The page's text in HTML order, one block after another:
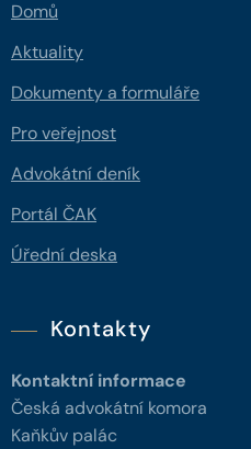
Domů
Aktuality
Dokumenty a formuláře
Pro veřejnost
Advokátní deník
Portál ČAK
Úřední deska
Kontakty
Kontaktní informace
Česká advokátní komora
Kaňkův palác